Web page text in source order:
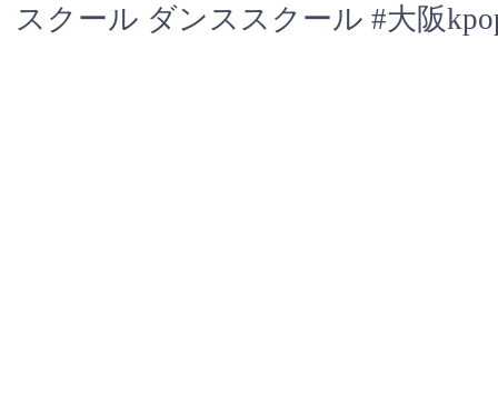
スクール ダンススクール #大阪